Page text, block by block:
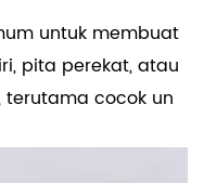
untuk membuat
pita perekat, atau
terutama cocok un